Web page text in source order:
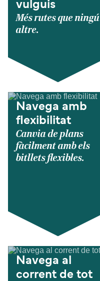
vulguis
Més rutes que ningú
altre.
Navega amb
flexibilitat
Canvia de plans
fàcilment amb els
bitllets flexibles.
Navega al
corrent de tot